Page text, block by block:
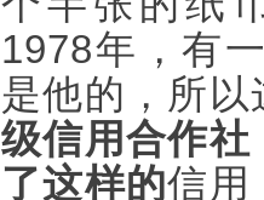
1978年，有
是他的，所
级信用合作
了这样的信用